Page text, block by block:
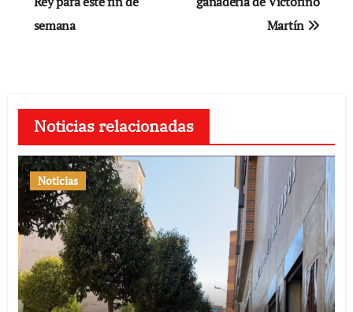
semana
Martín
Noticias relacionadas
Noticias